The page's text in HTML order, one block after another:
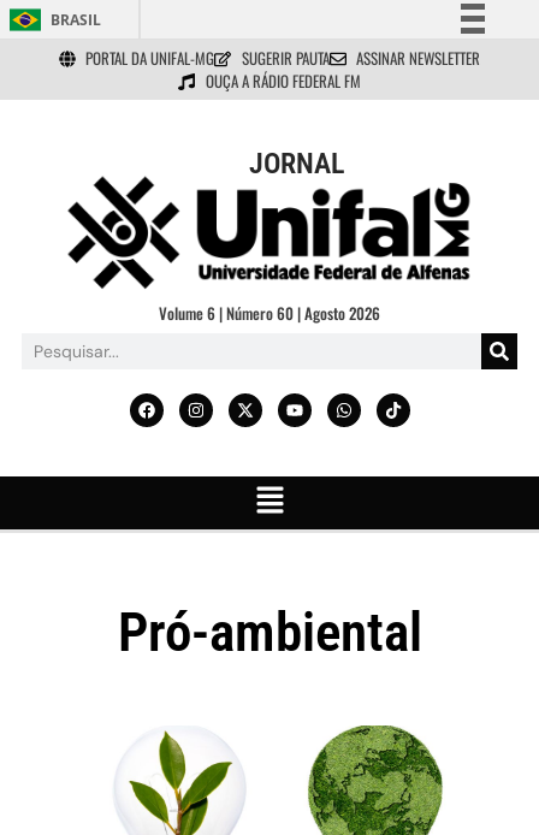
BRASIL
Simplifique!
Comunica BR
Acesso à informação
Legislação
Canais
PORTAL DA UNIFAL-MG SUGERIR PAUTA
ASSINAR NEWSLETTER
OUÇA A RÁDIO FEDERAL FM
JORNAL
Volume 6 | Número 60 | Agosto 2026
Pró-ambiental